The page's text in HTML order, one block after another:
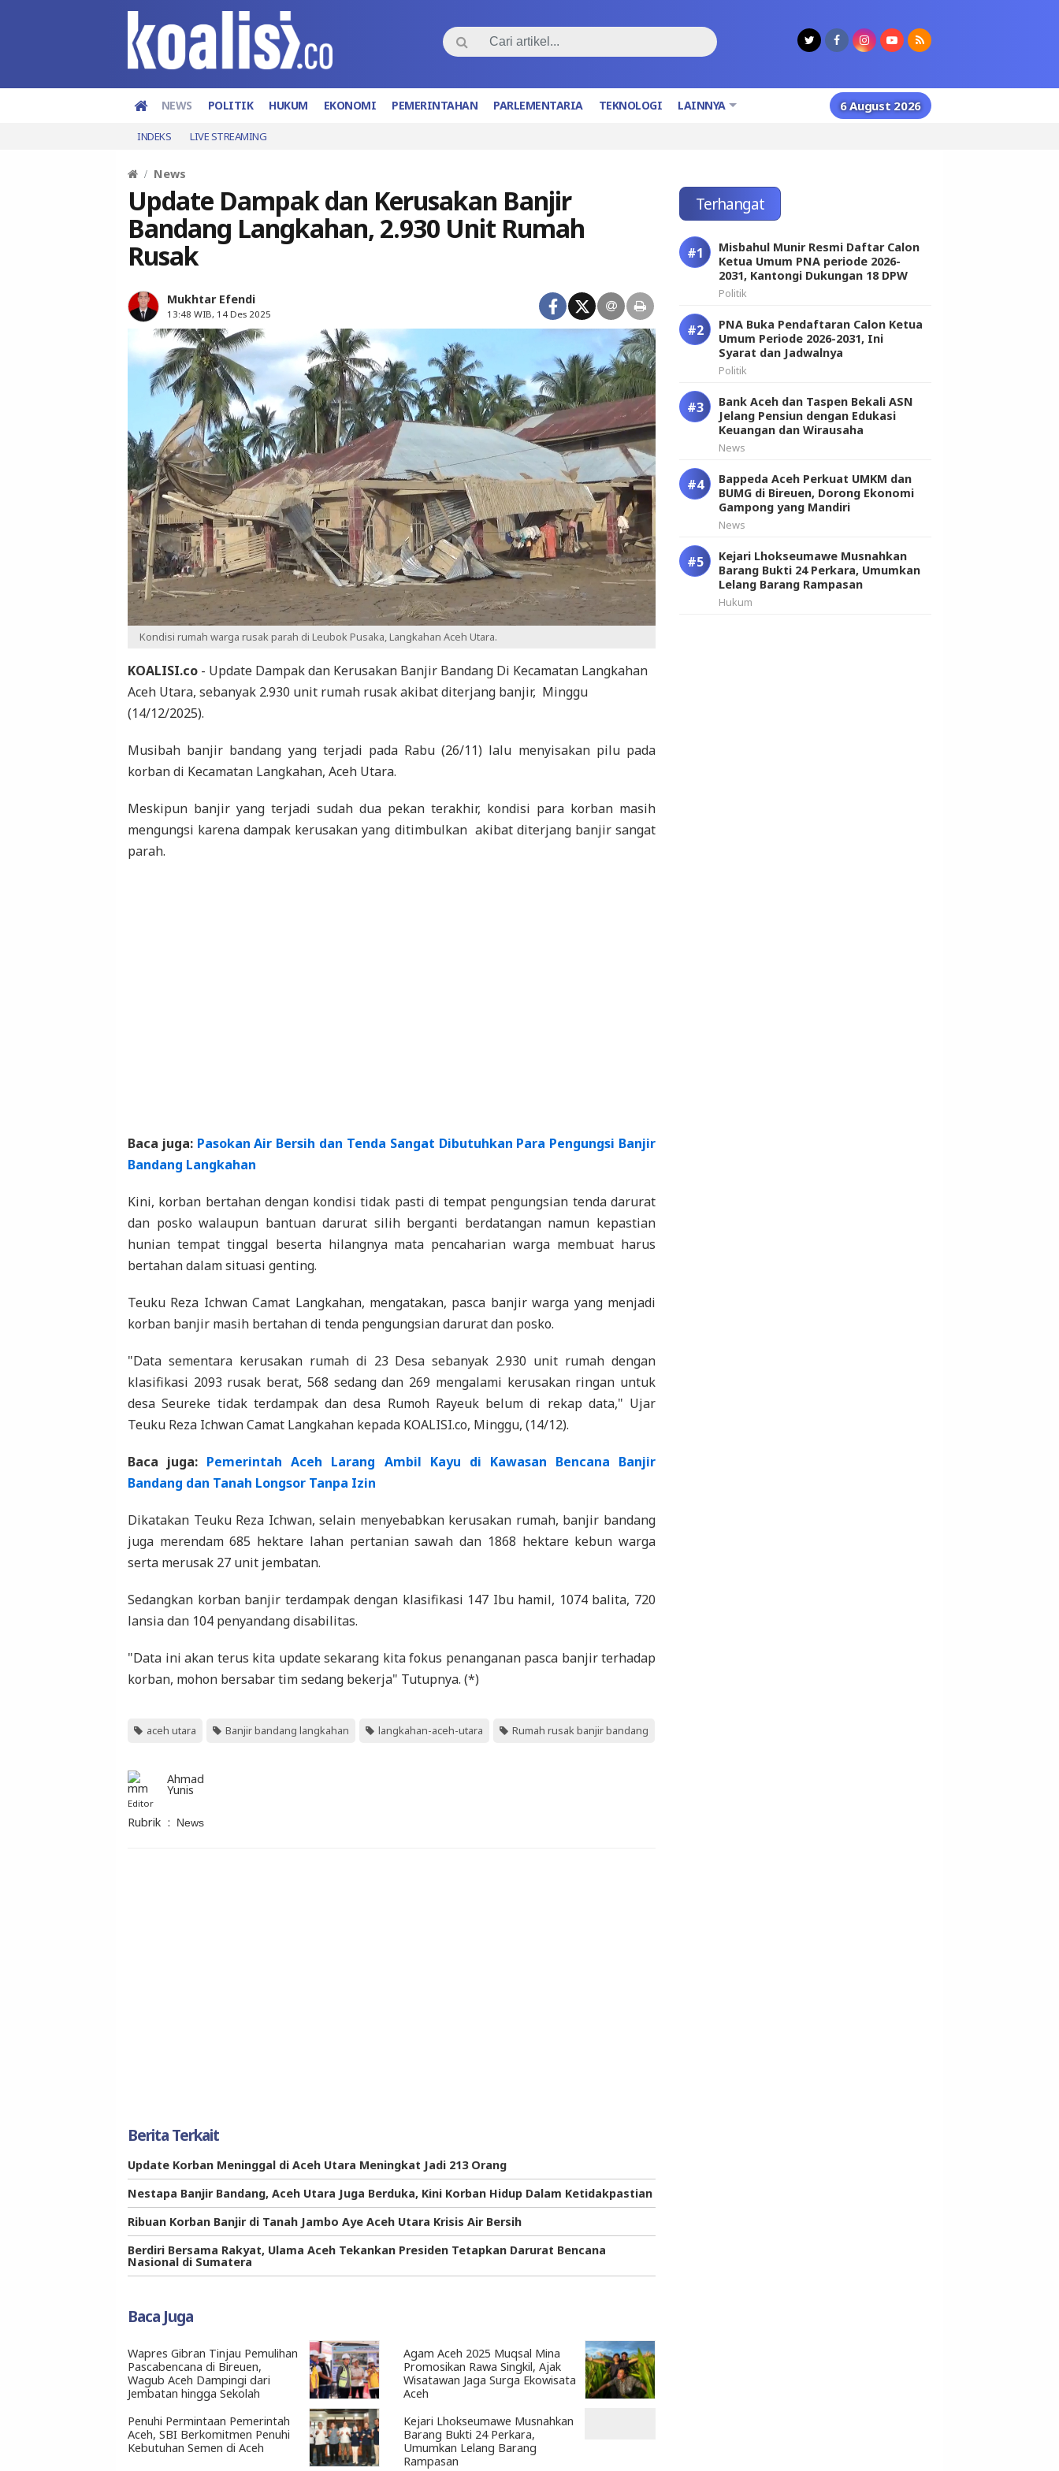
NEWS POLITIK HUKUM EKONOMI PEMERINTAHAN PARLEMENTARIA TEKNOLOGI LAINNYA 6 August 2026
INDEKS LIVE STREAMING
News
Update Dampak dan Kerusakan Banjir
Bandang Langkahan, 2.930 Unit Rumah
Rusak
Mukhtar Efendi
13:48 WIB, 14 Des 2025
Kondisi rumah warga rusak parah di Leubok Pusaka, Langkahan Aceh Utara.
KOALISI.co - Update Dampak dan Kerusakan Banjir Bandang Di Kecamatan Langkahan
Aceh Utara, sebanyak 2.930 unit rumah rusak akibat diterjang banjir, Minggu
(14/12/2025).
Musibah banjir bandang yang terjadi pada Rabu (26/11) lalu menyisakan pilu pada
korban di Kecamatan Langkahan, Aceh Utara.
Meskipun banjir yang terjadi sudah dua pekan terakhir, kondisi para korban masih
mengungsi karena dampak kerusakan yang ditimbulkan akibat diterjang banjir sangat
parah.
Baca juga: Pasokan Air Bersih dan Tenda Sangat Dibutuhkan Para Pengungsi Banjir
Bandang Langkahan
Kini, korban bertahan dengan kondisi tidak pasti di tempat pengungsian tenda darurat
dan posko walaupun bantuan darurat silih berganti berdatangan namun kepastian
hunian tempat tinggal beserta hilangnya mata pencaharian warga membuat harus
bertahan dalam situasi genting.
Teuku Reza Ichwan Camat Langkahan, mengatakan, pasca banjir warga yang menjadi
korban banjir masih bertahan di tenda pengungsian darurat dan posko.
"Data sementara kerusakan rumah di 23 Desa sebanyak 2.930 unit rumah dengan
klasifikasi 2093 rusak berat, 568 sedang dan 269 mengalami kerusakan ringan untuk
desa Seureke tidak terdampak dan desa Rumoh Rayeuk belum di rekap data," Ujar
Teuku Reza Ichwan Camat Langkahan kepada KOALISI.co, Minggu, (14/12).
Baca juga: Pemerintah Aceh Larang Ambil Kayu di Kawasan Bencana Banjir
Bandang dan Tanah Longsor Tanpa Izin
Dikatakan Teuku Reza Ichwan, selain menyebabkan kerusakan rumah, banjir bandang
juga merendam 685 hektare lahan pertanian sawah dan 1868 hektare kebun warga
serta merusak 27 unit jembatan.
Sedangkan korban banjir terdampak dengan klasifikasi 147 Ibu hamil, 1074 balita, 720
lansia dan 104 penyandang disabilitas.
"Data ini akan terus kita update sekarang kita fokus penanganan pasca banjir terhadap
korban, mohon bersabar tim sedang bekerja" Tutupnya. (*)
aceh utara Banjir bandang langkahan langkahan-aceh-utara Rumah rusak banjir bandang
Ahmad
Yunis
Editor
Rubrik : News
Berita Terkait
Update Korban Meninggal di Aceh Utara Meningkat Jadi 213 Orang
Nestapa Banjir Bandang, Aceh Utara Juga Berduka, Kini Korban Hidup Dalam Ketidakpastian
Ribuan Korban Banjir di Tanah Jambo Aye Aceh Utara Krisis Air Bersih
Berdiri Bersama Rakyat, Ulama Aceh Tekankan Presiden Tetapkan Darurat Bencana
Nasional di Sumatera
Baca Juga
Wapres Gibran Tinjau Pemulihan
Pascabencana di Bireuen,
Wagub Aceh Dampingi dari
Jembatan hingga Sekolah
Agam Aceh 2025 Muqsal Mina
Promosikan Rawa Singkil, Ajak
Wisatawan Jaga Surga Ekowisata
Aceh
Penuhi Permintaan Pemerintah
Aceh, SBI Berkomitmen Penuhi
Kebutuhan Semen di Aceh
Kejari Lhokseumawe Musnahkan
Barang Bukti 24 Perkara,
Umumkan Lelang Barang
Rampasan
Terhangat
Misbahul Munir Resmi Daftar Calon
Ketua Umum PNA periode 2026-
2031, Kantongi Dukungan 18 DPW
Politik
PNA Buka Pendaftaran Calon Ketua
Umum Periode 2026-2031, Ini
Syarat dan Jadwalnya
Politik
Bank Aceh dan Taspen Bekali ASN
Jelang Pensiun dengan Edukasi
Keuangan dan Wirausaha
News
Bappeda Aceh Perkuat UMKM dan
BUMG di Bireuen, Dorong Ekonomi
Gampong yang Mandiri
News
Kejari Lhokseumawe Musnahkan
Barang Bukti 24 Perkara, Umumkan
Lelang Barang Rampasan
Hukum